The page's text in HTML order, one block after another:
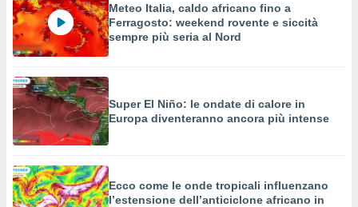
Meteo Italia, caldo africano fino a
Ferragosto: weekend rovente e siccità
sempre più seria al Nord
Super El Niño: le ondate di calore in
Europa diventeranno ancora più intense
Ecco come le onde tropicali influenzano
l’estensione dell’anticiclone africano in